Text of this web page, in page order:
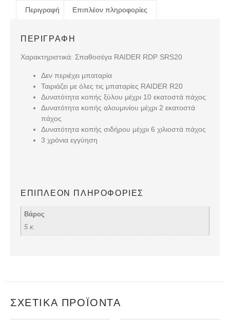
Περιγραφή Επιπλέον πληροφορίες
ΠΕΡΙΓΡΑΦΉ
Χαρακτηριστικά: Σπαθοσέγα RAIDER RDP SRS20
Δεν περιέχει μπαταρία
Ταιριάζει με όλες τις μπαταρίες RAIDER R20
Δυνατότητα κοπής ξύλου μέχρι 10 εκατοστά πάχος
Δυνατότητα κοπής αλουμινίου μέχρι 2 εκατοστά
πάχος
Δυνατότητα κοπής σιδήρου μέχρι 6 χιλιοστά πάχος
3 χρόνια εγγύηση
ΕΠΙΠΛΈΟΝ ΠΛΗΡΟΦΟΡΊΕΣ
Βάρος
5 κ.
ΣΧΕΤΙΚΆ ΠΡΟΪΌΝΤΑ